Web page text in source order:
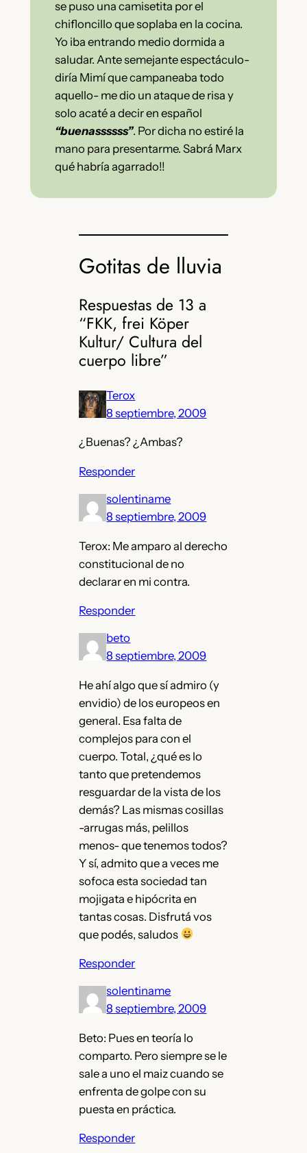
se puso una camisetita por el
chifloncillo que soplaba en la cocina.
Yo iba entrando medio dormida a
saludar. Ante semejante espectáculo-
diría Mimí que campaneaba todo
aquello- me dio un ataque de risa y
solo acaté a decir en español
“buenassssss”. Por dicha no estiré la
mano para presentarme. Sabrá Marx
qué habría agarrado!!
Gotitas de lluvia
Respuestas de 13 a
“FKK, frei Köper
Kultur/ Cultura del
cuerpo libre”
Terox
8 septiembre, 2009
¿Buenas? ¿Ambas?
Responder
solentiname
8 septiembre, 2009
Terox: Me amparo al derecho
constitucional de no
declarar en mi contra.
Responder
beto
8 septiembre, 2009
He ahí algo que sí admiro (y
envidio) de los europeos en
general. Esa falta de
complejos para con el
cuerpo. Total, ¿qué es lo
tanto que pretendemos
resguardar de la vista de los
demás? Las mismas cosillas
-arrugas más, pelillos
menos- que tenemos todos?
Y sí, admito que a veces me
sofoca esta sociedad tan
mojigata e hipócrita en
tantas cosas. Disfrutá vos
que podés, saludos
Responder
solentiname
8 septiembre, 2009
Beto: Pues en teoría lo
comparto. Pero siempre se le
sale a uno el maiz cuando se
enfrenta de golpe con su
puesta en práctica.
Responder